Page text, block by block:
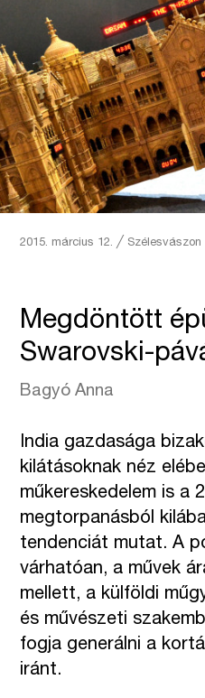
2015. március 12.╱ Szélesvászon
Megdöntött
Swarovski-
Bagyó Anna
India gazdasága
kilátásoknak néz
műkereskedelem is a
megtorpanásból
tendenciát mutat. A
várhatóan, a művek
mellett, a külföldi
és művészeti
fogja generálni a
iránt.